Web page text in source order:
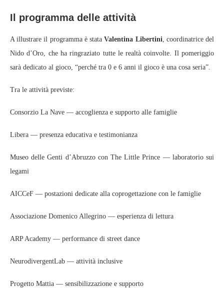
Il programma delle attività
A illustrare il programma è stataValentina Libertini , coordinatrice del
Nido d’Oro, che ha ringraziato tutte le realtà coinvolte. Il pomeriggio
sarà dedicato al gioco, “perché tra 0 e 6 anni il gioco è una cosa seria”.
Tra le attività previste:
Consorzio La Nave — accoglienza e supporto alle famiglie
Libera — presenza educativa e testimonianza
Museo delle Genti d’Abruzzo con The Little Prince — laboratorio sui
legami
AICCeF — postazioni dedicate alla coprogettazione con le famiglie
Associazione Domenico Allegrino — esperienza di lettura
ARP Academy — performance di street dance
NeurodivergentLab — attività inclusive
Progetto Mattia — sensibilizzazione e supporto